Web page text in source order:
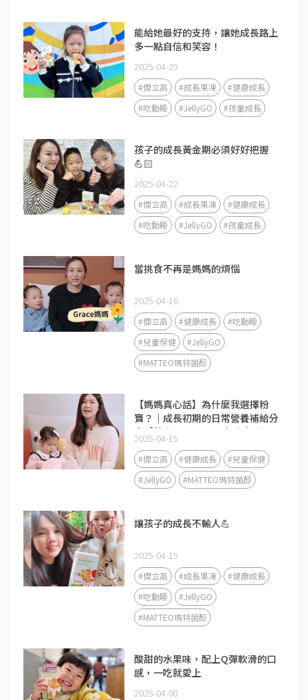
能給她最好的支持，讓她成長路上
多一點自信和笑容！
2025-04-29
#傑立高 #成長果凍
#健康成長
#吃動睡
#JellyGO #孩童成長
孩子的成長黃金期必須好好把握
💪🏻
2025-04-22
#傑立高 #成長果凍
#健康成長
#吃動睡
#JellyGO #孩童成長
當挑食不再是媽媽的煩惱
2025-04-16
#傑立高 #健康成長
#吃動睡
#兒童保健
#JellyGO
#MATTEO瑪特菌酚
【媽媽真心話】為什麼我選擇粉
寶？｜成長初期的日常營養補給分
享「黃金1000天」是免疫力發展
的關鍵期❤️
2025-04-15
#傑立高 #健康成長
#兒童保健
#JellyGO
#MATTEO瑪特菌酚
讓孩子的成長不輸人💪
2025-04-15
#傑立高 #成長果凍
#健康成長
#吃動睡
#JellyGO
#MATTEO瑪特菌酚
酸甜的水果味，配上Q彈軟滑的口
感，一吃就愛上
2025-04-08